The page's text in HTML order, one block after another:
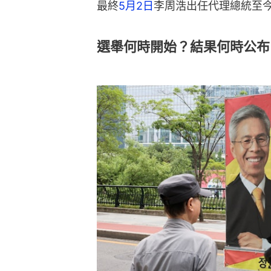
最終5月2日李周浩出任代理總統至
選舉何時開始？結果何時公